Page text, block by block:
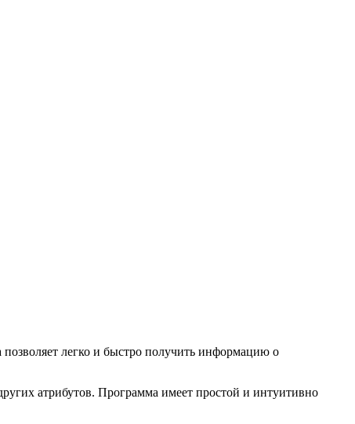
легко и быстро получить информацию о
атрибутов. Программа имеет простой и интуитивно